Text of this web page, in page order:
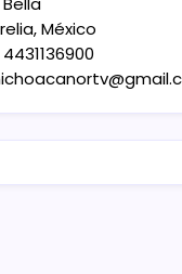
México